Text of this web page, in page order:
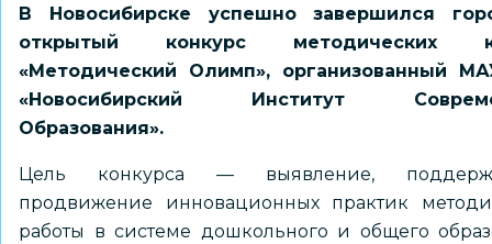
В Новосибирске успешно завершился
открытый конкурс методических
«Методический Олимп», организованный
«Новосибирский Институт
Образования».
Цель конкурса — выявление,
продвижение инновационных практик
работы в системе дошкольного и общего